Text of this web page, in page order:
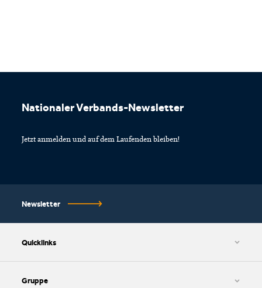
Quicklinks
Impressum
Gruppe
Nationaler Verbands-Newsletter
Jetzt anmelden und auf dem Laufenden bleiben!
Newsletter